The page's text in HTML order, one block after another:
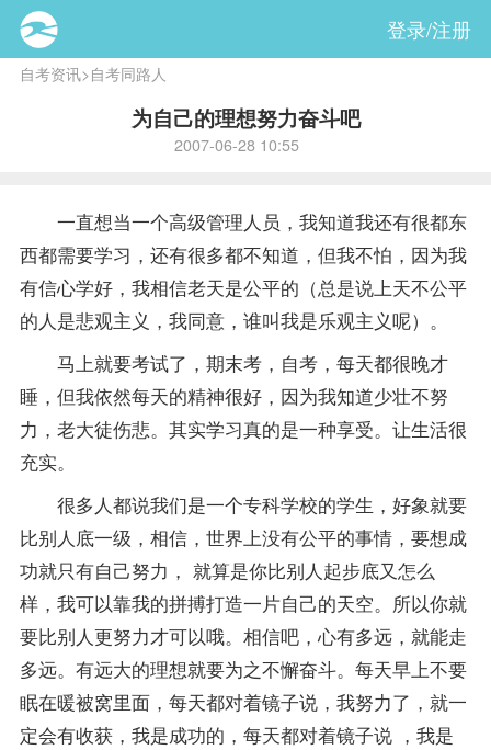
登录/注册
自考资讯>自考同路人
为自己的理想努力奋斗吧
2007-06-28 10:55
一直想当一个高级管理人员，我知道我还有很都东
西都需要学习，还有很多都不知道，但我不怕，因为我
有信心学好，我相信老天是公平的（总是说上天不公平
的人是悲观主义，我同意，谁叫我是乐观主义呢）。
马上就要考试了，期末考，自考，每天都很晚才
睡，但我依然每天的精神很好，因为我知道少壮不努
力，老大徒伤悲。其实学习真的是一种享受。让生活很
充实。
很多人都说我们是一个专科学校的学生，好象就要
比别人底一级，相信，世界上没有公平的事情，要想成
功就只有自己努力， 就算是你比别人起步底又怎么
样，我可以靠我的拼搏打造一片自己的天空。所以你就
要比别人更努力才可以哦。相信吧，心有多远，就能走
多远。有远大的理想就要为之不懈奋斗。每天早上不要
眠在暖被窝里面，每天都对着镜子说，我努力了，就一
定会有收获，我是成功的，每天都对着镜子说 ，我是